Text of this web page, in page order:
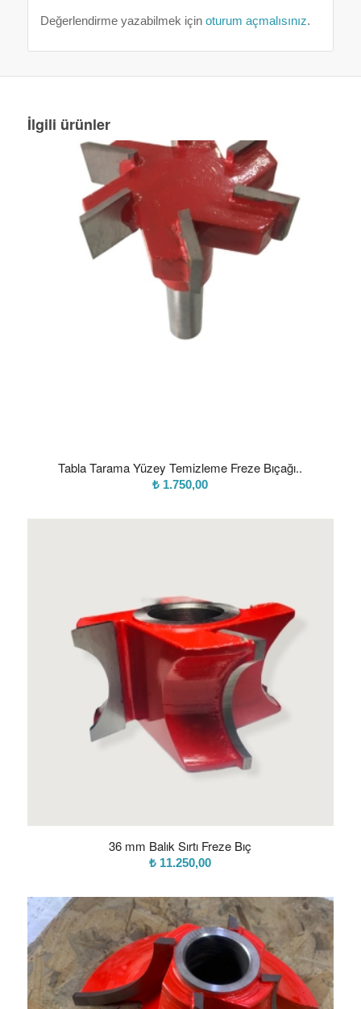
Değerlendirme yazabilmek için oturum açmalısınız.
İlgili ürünler
Tabla Tarama Yüzey Temizleme Freze Bıçağı..
₺ 1.750,00
36 mm Balık Sırtı Freze Bıç
₺ 11.250,00